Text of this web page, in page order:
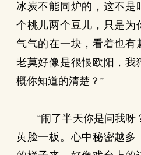
冰炭不能同炉的，这不是
个桃儿两个豆儿，只是为
气气的在一块，看着也有
老莫好像是很恨欧阳，我
概你知道的清楚？”
“闹了半天你是问我呀
黄脸一板。心中秘密越多